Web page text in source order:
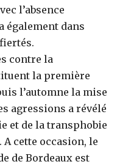
l’absence
également dans
contre la
la première
l’automne la mise
agressions a révélé
et de la transphobie
A cette occasion, le
de Bordeaux est